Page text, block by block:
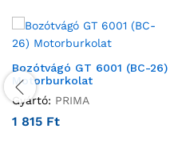
Bozótvágó GT 6001 (BC-26)
Motorburkolat
Gyártó: PRIMA
1 815 Ft